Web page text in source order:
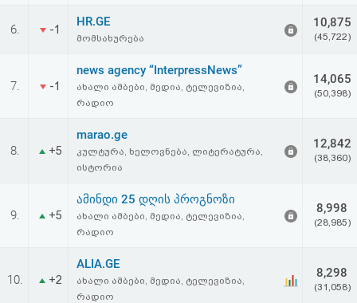
კოდი
სალიცენზიო
შეთანხმება
პასუხისმგებლობის
უარყოფა
6. -1
HR.GE
მომსახურება
10,875
(45,722)
7. -1
news agency “InterpressNews”
ახალი ამბები, მედია, ტელევიზია,
რადიო
14,065
(50,398)
8. +5
marao.ge
კულტურა, ხელოვნება, ლიტერატურა,
ისტორია
12,842
(38,360)
9. +5
ამინდი 25 დღის პროგნოზი
ახალი ამბები, მედია, ტელევიზია,
რადიო
8,998
(28,985)
10. +2
ALIA.GE
ახალი ამბები, მედია, ტელევიზია,
რადიო
8,298
(31,058)